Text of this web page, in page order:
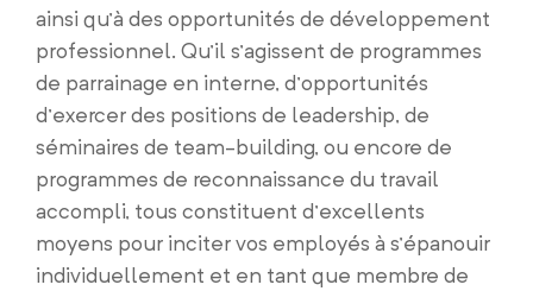
ainsi qu’à des opportunités de développement
professionnel. Qu’il s’agissent de programmes
de parrainage en interne, d’opportunités
d’exercer des positions de leadership, de
séminaires de team-building, ou encore de
programmes de reconnaissance du travail
accompli, tous constituent d’excellents
moyens pour inciter vos employés à s’épanouir
individuellement et en tant que membre de